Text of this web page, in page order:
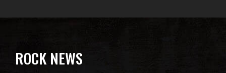
ROCK NEWS